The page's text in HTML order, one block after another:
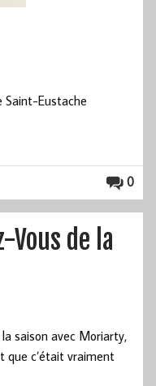
Saint-Eustache
0
de la
saison avec Moriarty,
que c’était vraiment